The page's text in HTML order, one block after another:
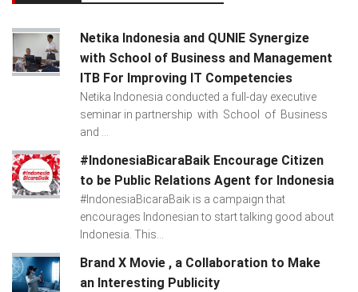
Netika Indonesia and QUNIE Synergize
with School of Business and Management
ITB For Improving IT Competencies
Netika Indonesia conducted a full-day executive
seminar in partnership with School of Business
and ...
#IndonesiaBicaraBaik Encourage Citizen
to be Public Relations Agent for Indonesia
#IndonesiaBicaraBaik is a campaign that
encourages Indonesian to start talking good about
Indonesia. This...
Brand X Movie , a Collaboration to Make
an Interesting Publicity